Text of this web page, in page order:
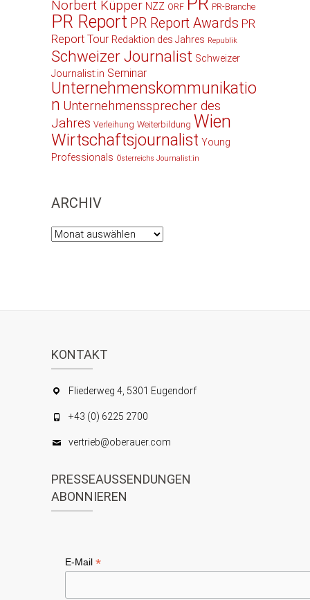
Norbert Küpper NZZ ORF PR-Branche
PR Report PR Report Awards PR
Report Tour Redaktion des Jahres Republik
Schweizer Journalist Schweizer
Journalist:in Seminar
Unternehmenskommunikatio
n Unternehmenssprecher des
Jahres Verleihung Weiterbildung Wien
Wirtschaftsjournalist Young
Professionals Österreichs Journalist:in
ARCHIV
Archiv
KONTAKT
Fliederweg 4, 5301 Eugendorf
+43 (0) 6225 2700
vertrieb@oberauer.com
PRESSEAUSSENDUNGEN
ABONNIEREN
E-Mail *